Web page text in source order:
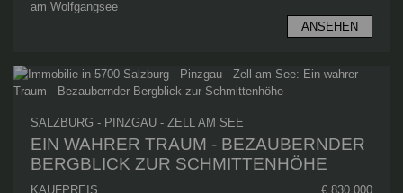
am Wolfgangsee
ANSEHEN
SALZBURG - PINZGAU - ZELL AM SEE
EIN WAHRER TRAUM - BEZAUBERNDER
BERGBLICK ZUR SCHMITTENHÖHE
KAUFPREIS € 830.000